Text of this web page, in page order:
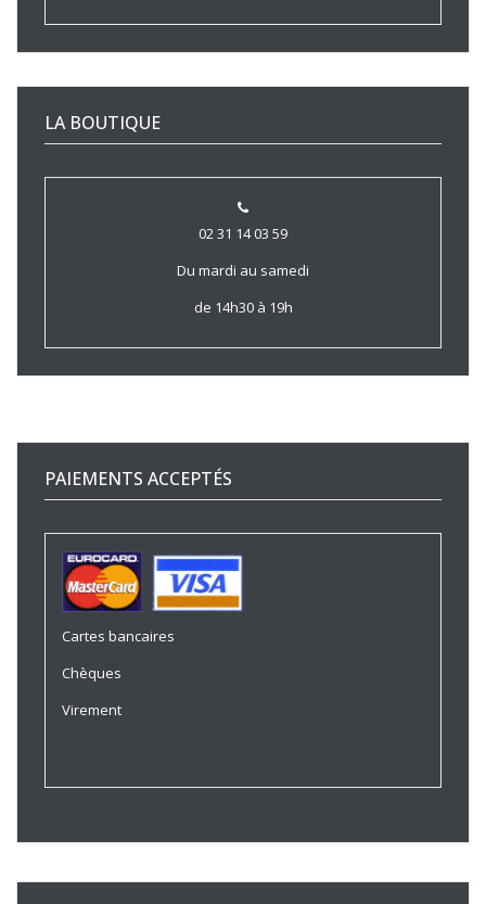
LA BOUTIQUE
02 31 14 03 59
Du mardi au samedi
de 14h30 à 19h
PAIEMENTS ACCEPTÉS
Cartes bancaires
Chèques
Virement